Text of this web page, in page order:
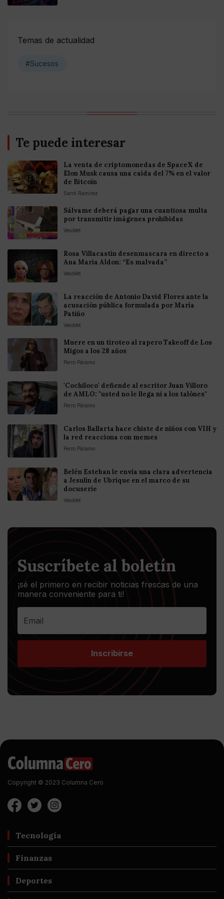
Temas de actualidad
#Sucesos
Te puede interesar
La venta de criptomonedas de SpaceX de
Elon Musk causa una caída del 7% en el valor
de Bitcoin
Santi Ramirez
Sálvame deberá pagar una cuantiosa multa
por transmitir imágenes prohibidas
VecoVet
Rosa Villacastín desenmascara en directo a
Ana María Aldon: “Es malvada”
VecoVet
La reacción de Antonio David Flores ante la
acusación pública formulada por María
Patiño
VecoVet
Muere en un tiroteo al rapero Takeoff de Los
Migos a los 28 años
Perro Páramo
'Cochiloco' defiende al escritor Juan Villoro
de AMLO: "usted no le llega ni a los talónes"
Perro Páramo
Carlos Ballarta hace chiste de niños con VIH y
la red reacciona con memes
Perro Páramo
Belén Esteban le envía una clara advertencia
a Jesulín de Ubrique en el marco de su
docuserie
VecoVet
Suscríbete al boletín
¡sé el primero en recibir noticias frescas de una
manera conveniente para ti!
Inscribirse
Copyright © 2023 Columna Cero
Tecnología
Finanzas
Deportes